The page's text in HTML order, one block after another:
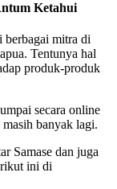
Ketahui
berbagai mitra di
Tentunya hal
produk-produk
secara online
banyak lagi.
Samase dan juga
ini di